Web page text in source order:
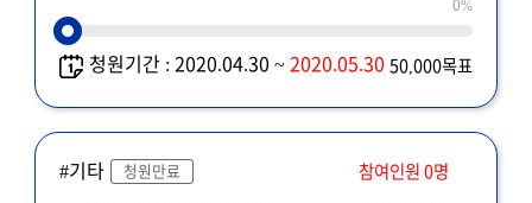
0%
청원기간 : 2020.04.30 ~2020.05.30 50,000목표
#기타 청원만료 참여인원 0명